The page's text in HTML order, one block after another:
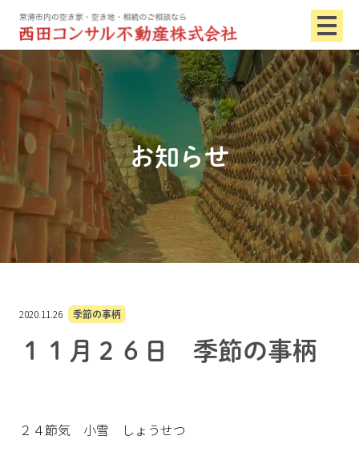
お知らせ
2020.11.26 季節の事柄
１１月２６日 季節の事柄
２４節気 小雪 しょうせつ